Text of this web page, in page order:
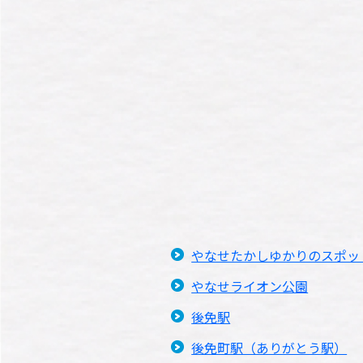
やなせたかしゆかりのスポ
やなせライオン公園
後免駅
後免町駅（ありがとう駅）